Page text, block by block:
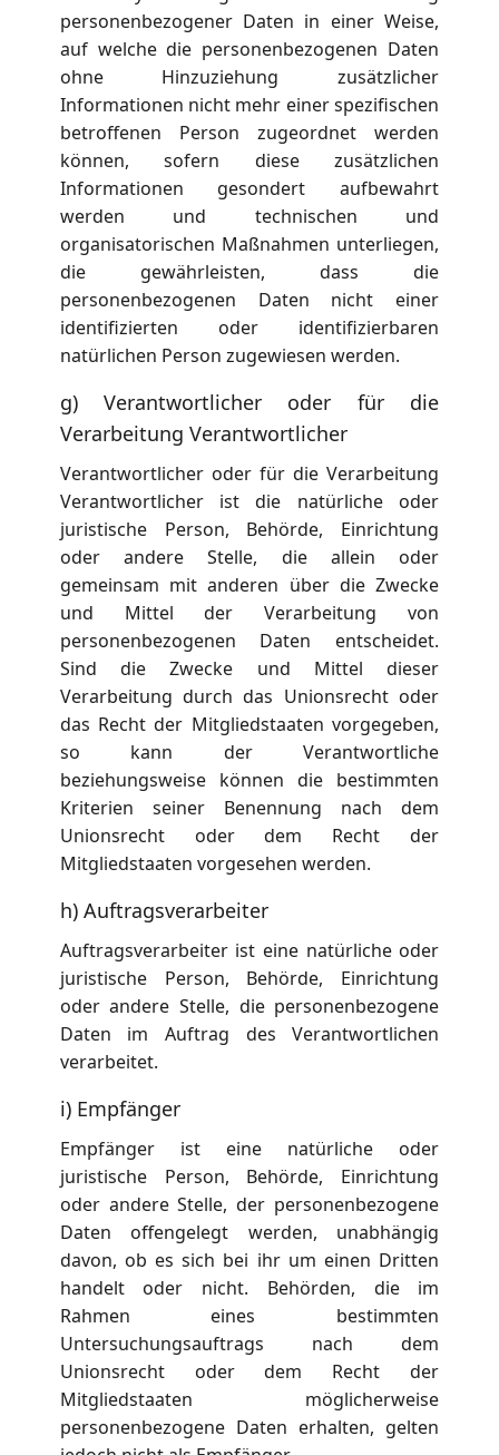
personenbezogener Daten in einer Weise,
auf welche die personenbezogenen Daten
ohne Hinzuziehung zusätzlicher
Informationen nicht mehr einer spezifischen
betroffenen Person zugeordnet werden
können, sofern diese zusätzlichen
Informationen gesondert aufbewahrt
werden und technischen und
organisatorischen Maßnahmen unterliegen,
die gewährleisten, dass die
personenbezogenen Daten nicht einer
identifizierten oder identifizierbaren
natürlichen Person zugewiesen werden.
g) Verantwortlicher oder für die
Verarbeitung Verantwortlicher
Verantwortlicher oder für die Verarbeitung
Verantwortlicher ist die natürliche oder
juristische Person, Behörde, Einrichtung
oder andere Stelle, die allein oder
gemeinsam mit anderen über die Zwecke
und Mittel der Verarbeitung von
personenbezogenen Daten entscheidet.
Sind die Zwecke und Mittel dieser
Verarbeitung durch das Unionsrecht oder
das Recht der Mitgliedstaaten vorgegeben,
so kann der Verantwortliche
beziehungsweise können die bestimmten
Kriterien seiner Benennung nach dem
Unionsrecht oder dem Recht der
Mitgliedstaaten vorgesehen werden.
h) Auftragsverarbeiter
Auftragsverarbeiter ist eine natürliche oder
juristische Person, Behörde, Einrichtung
oder andere Stelle, die personenbezogene
Daten im Auftrag des Verantwortlichen
verarbeitet.
i) Empfänger
Empfänger ist eine natürliche oder
juristische Person, Behörde, Einrichtung
oder andere Stelle, der personenbezogene
Daten offengelegt werden, unabhängig
davon, ob es sich bei ihr um einen Dritten
handelt oder nicht. Behörden, die im
Rahmen eines bestimmten
Untersuchungsauftrags nach dem
Unionsrecht oder dem Recht der
Mitgliedstaaten möglicherweise
personenbezogene Daten erhalten, gelten